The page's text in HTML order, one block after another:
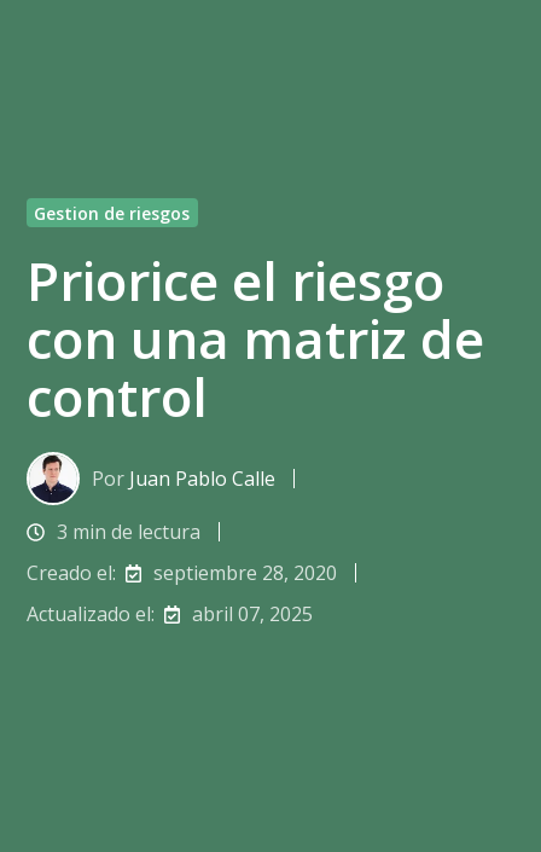
Gestion de riesgos
Priorice el riesgo
con una matriz de
control
Por Juan Pablo Calle
3 min de lectura
Creado el:
septiembre 28, 2020
Actualizado el:
abril 07, 2025